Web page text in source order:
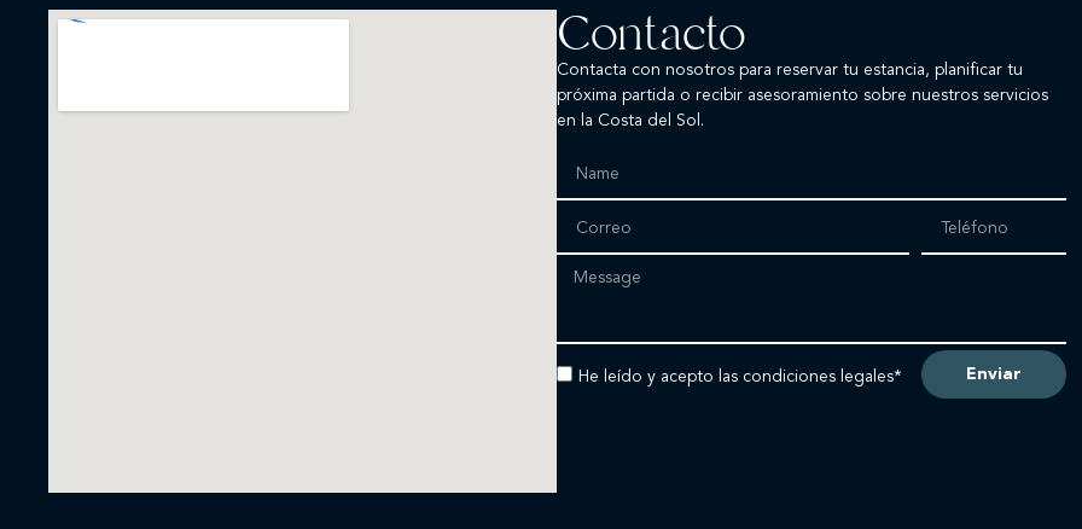
Contacto
Contacta con nosotros para reservar tu estancia, planificar tu
próxima partida o recibir asesoramiento sobre nuestros servicios
en la Costa del Sol.
He leído y acepto las condiciones legales* Enviar